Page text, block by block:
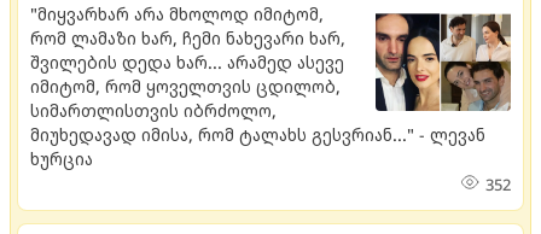
"მიყვარხარ არა მხოლოდ იმიტომ,
რომ ლამაზი ხარ, ჩემი ნახევარი ხარ,
შვილების დედა ხარ... არამედ ასევე
იმიტომ, რომ ყოველთვის ცდილობ,
სიმართლისთვის იბრძოლო,
მიუხედავად იმისა, რომ ტალახს გესვრიან..." - ლევან
ხურცია
352